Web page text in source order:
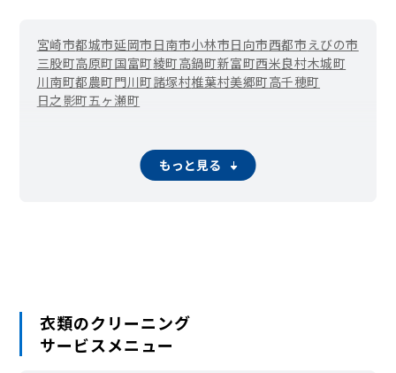
宮崎市都城市延岡市 日南市小林市日向市西都市 えびの市
三股町高原町国富町綾町高鍋町新富町西米良村木城町
川南町都農町門川町諸塚村椎葉村美郷町高千穂町
日之影町五ヶ瀬町
もっと見る
衣類のクリーニング
サービスメニュー